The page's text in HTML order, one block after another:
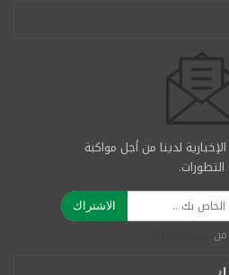
لدينا من أجل مواكبة
التطورات.
الاشتراك